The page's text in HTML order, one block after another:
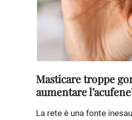
Masticare troppe
aumentare
La rete è una fonte